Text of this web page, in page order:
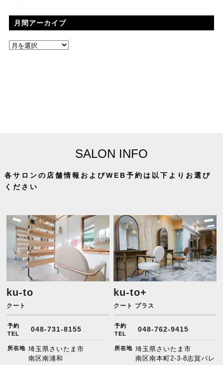
月間アーカイブ
SALON INFO
各サロンの店舗情報およびWEB予約は以下よりお選び
ください
ku-to
クート
予約
TEL
048-731-8155
所在地 埼玉県さいたま市
南区南浦和
ku-to+
クート プラス
予約
TEL
048-762-9415
所在地 埼玉県さいたま市
南区南本町2-3-8志賀パレ